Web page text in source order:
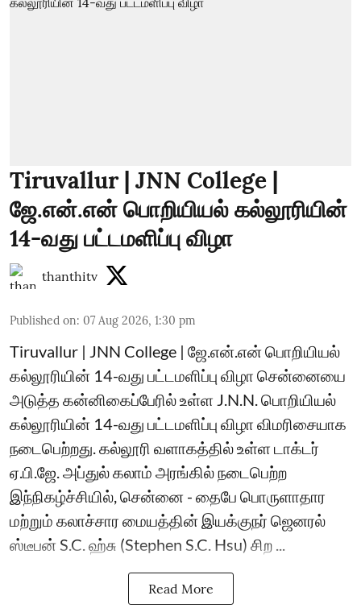
Tiruvallur | JNN College |
ஜே.என்.என் பொறியியல் கல்லூரியின்
14-வது பட்டமளிப்பு விழா
thanthitv
Published on: 07 Aug 2026, 1:30 pm
Tiruvallur | JNN College | ஜே.என்.என் பொறியியல்
கல்லூரியின் 14-வது பட்டமளிப்பு விழா சென்னையை
அடுத்த கன்னிகைப்பேரில் உள்ள J.N.N. பொறியியல்
கல்லூரியின் 14-வது பட்டமளிப்பு விழா விமரிசையாக
நடைபெற்றது. கல்லூரி வளாகத்தில் உள்ள டாக்டர்
ஏ.பி.ஜே. அப்துல் கலாம் அரங்கில் நடைபெற்ற
இந்நிகழ்ச்சியில், சென்னை - தைபே பொருளாதார
மற்றும் கலாச்சார மையத்தின் இயக்குநர் ஜெனரல்
ஸ்டீபன் S.C. ஹ்சு (Stephen S.C. Hsu) சிற ...
Read More